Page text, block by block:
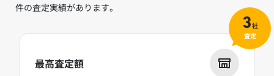
件の査定実績があります。
最高査定額
3社
査定